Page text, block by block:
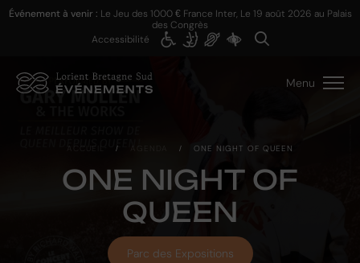
Événement à venir : Le Jeu des 1000 € France Inter, Le 19 août 2026 au Palais
des Congrès
Accessibilité
Menu
ONE NIGHT OF
QUEEN
/ AGENDA / ONE NIGHT OF QUEEN
Parc des Expositions